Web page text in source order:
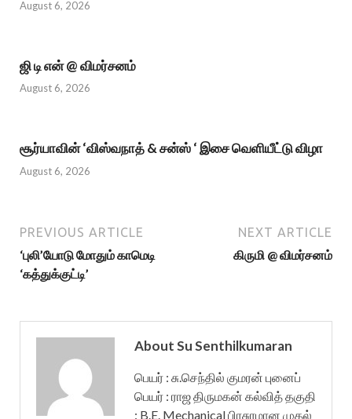
August 6, 2026
ஜி டி என் @ விமர்சனம்
August 6, 2026
சூர்யாவின் ‘விஸ்வநாத் & சன்ஸ் ‘ இசை வெளியீட்டு விழா
August 6, 2026
PREVIOUS ARTICLE
‘புலி’யோடு மோதும் காமெடி
‘கத்துக்குட்டி’
NEXT ARTICLE
கிருமி @ விமர்சனம்
About Su Senthilkumaran
பெயர் : சு.செந்தில் குமரன் புனைப்
பெயர் : ராஜ திருமகன் கல்வித் தகுதி
: B.E. Mechanical பிரசுரமான முதல்